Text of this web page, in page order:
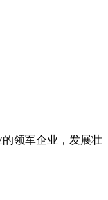
领军企业，发展壮